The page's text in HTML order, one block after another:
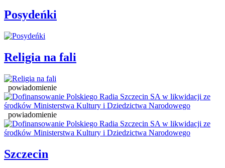
Posydeńki
Religia na fali
powiadomienie
powiadomienie
Szczecin